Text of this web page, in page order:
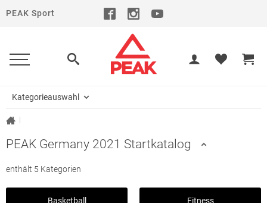
PEAK Sport
Kategorieauswahl
PEAK Germany 2021 Startkatalog
enthält 5 Kategorien
Basketball Fitness